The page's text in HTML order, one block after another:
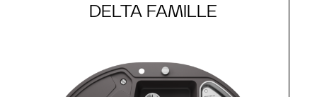
DELTA FAMILLE